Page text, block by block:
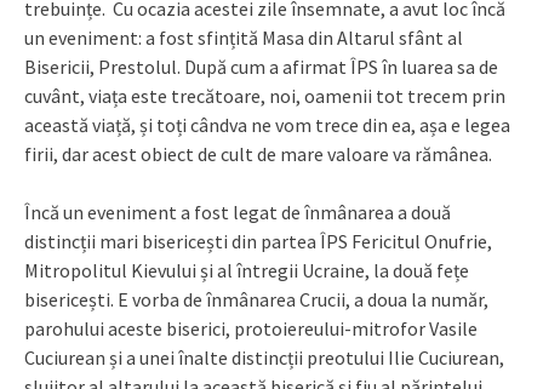
trebuințe. Cu ocazia acestei zile însemnate, a avut loc încă
un eveniment: a fost sfințită Masa din Altarul sfânt al
Bisericii, Prestolul. După cum a afirmat ÎPS în luarea sa de
cuvânt, viața este trecătoare, noi, oamenii tot trecem prin
această viață, și toți cândva ne vom trece din ea, așa e legea
firii, dar acest obiect de cult de mare valoare va rămânea.
Încă un eveniment a fost legat de înmânarea a două
distincții mari bisericești din partea ÎPS Fericitul Onufrie,
Mitropolitul Kievului și al întregii Ucraine, la două fețe
bisericești. E vorba de înmânarea Crucii, a doua la număr,
parohului aceste biserici, protoiereului-mitrofor Vasile
Cuciurean și a unei înalte distincții preotului Ilie Cuciurean,